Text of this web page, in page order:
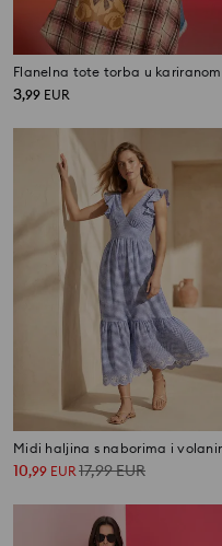
3,99 EUR
10,99 EUR17,99EUR